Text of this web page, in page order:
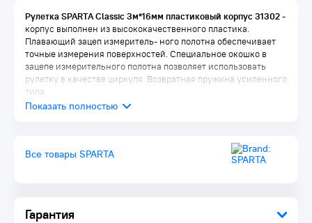
Гарантия
Рулетка SPARTA Classic 3м*16мм пластиковый корпус 31302 -
корпус выполнен из высококачественного пластика.
Плавающий зацеп измеритель- ного полотна обеспечивает
точные измерения поверхностей. Специальное окошко в
зацепе измерительного полотна позволяет использовать
рулетку в качестве циркуля. Возвратная пружина усиленного
типа.
Все товары SPARTA